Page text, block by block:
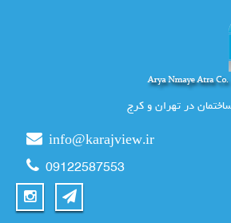
در تهران و کرج
info@karajview.ir
09122587553